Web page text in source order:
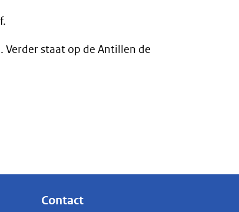
Verder staat op de Antillen de
Contact